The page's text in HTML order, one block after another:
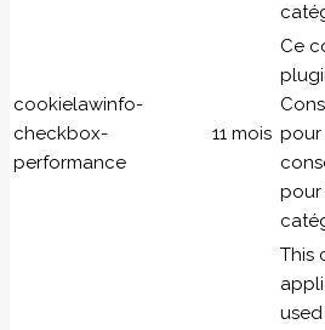
cookielawinfo-
checkbox-
performance
11 mois
Ce
pour
pour
This